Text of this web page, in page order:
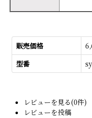
販売価格
型番
レビューを見る(0件)
レビューを投稿